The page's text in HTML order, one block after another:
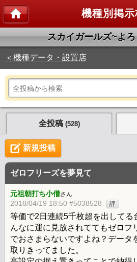
機種別掲示
スカイガールズ~よ
＜機種データ・設置店
全投稿 (528)
新規投稿
ゼロフリーズを夢見て
元祖朝打ち小僧さん
2018/04/19 18:50 #5038528 評
等価で2日連続5千枚超を出してる
んなに運に見放されててもゼロフ
でおさまらないですよね？データ
取りきってました。